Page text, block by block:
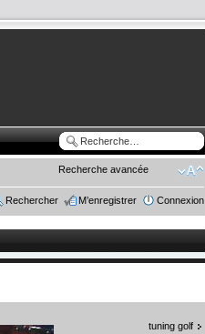
Recherche avancée
Rechercher M’enregistrer Connexion
tuning golf